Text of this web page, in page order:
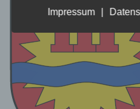
oder
Folgenden
Person angesehen,
insbesondere
Kennung wie einem
Online-Kennung
mehreren
Impressum